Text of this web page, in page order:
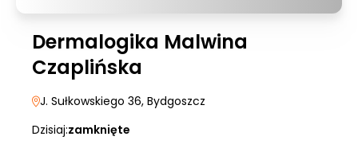
Dermalogika Malwina
Czaplińska
J. Sułkowskiego 36, Bydgoszcz
Dzisiaj:zamknięte